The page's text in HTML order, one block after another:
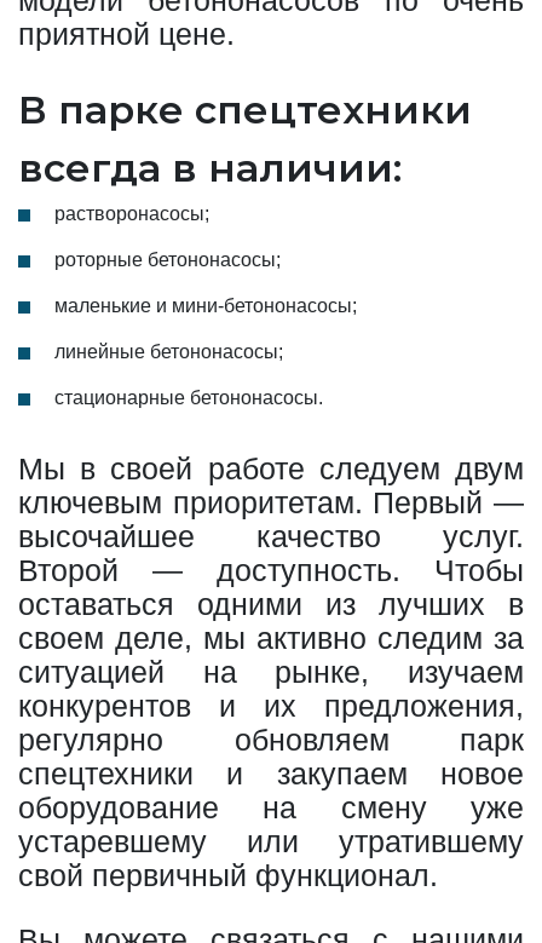
приятной цене.
В парке спецтехники
всегда в наличии:
растворонасосы;
роторные бетононасосы;
маленькие и мини-бетононасосы;
линейные бетононасосы;
стационарные бетононасосы.
Мы в своей работе следуем двум
ключевым приоритетам. Первый —
высочайшее качество услуг.
Второй — доступность. Чтобы
оставаться одними из лучших в
своем деле, мы активно следим за
ситуацией на рынке, изучаем
конкурентов и их предложения,
регулярно обновляем парк
спецтехники и закупаем новое
оборудование на смену уже
устаревшему или утратившему
свой первичный функционал.